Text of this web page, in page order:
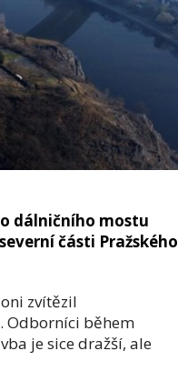
dálničního mostu
části Pražského
zvítězil
Odborníci během
je sice dražší, ale